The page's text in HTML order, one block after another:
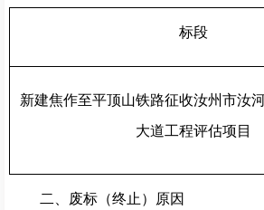
标段
新建焦作至平顶山铁路征收汝州市汝
大道工程评估项目
二、废标（终止）原因